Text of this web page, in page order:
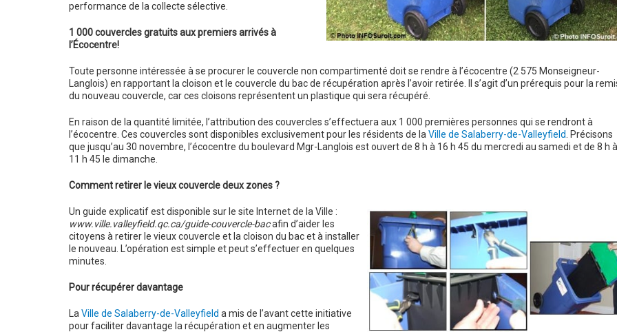
performance de la collecte sélective.
1 000 couvercles gratuits aux premiers arrivés à
l’Écocentre!
Toute personne intéressée à se procurer le couvercle non compartimenté doit se rendre à l’écocentre (2 575 Monseigneur-
Langlois) en rapportant la cloison et le couvercle du bac de récupération après l’avoir retirée. Il s’agit d’un prérequis pour la
du nouveau couvercle, car ces cloisons représentent un plastique qui sera récupéré.
En raison de la quantité limitée, l’attribution des couvercles s’effectuera aux 1 000 premières personnes qui se rendront à
l’écocentre. Ces couvercles sont disponibles exclusivement pour les résidents de la Ville de Salaberry-de-Valleyfield . Précisons
que jusqu’au 30 novembre, l’écocentre du boulevard Mgr-Langlois est ouvert de 8 h à 16 h 45 du mercredi au samedi et de 8 h à
11 h 45 le dimanche.
Comment retirer le vieux couvercle deux zones ?
Un guide explicatif est disponible sur le site Internet de la Ville :
www.ville.valleyfield.qc.ca/guide-couvercle-bacafin d’aider les
citoyens à retirer le vieux couvercle et la cloison du bac et à installer
le nouveau. L’opération est simple et peut s’effectuer en quelques
minutes.
Pour récupérer davantage
La Ville de Salaberry-de-Valleyfield a mis de l’avant cette initiative
pour faciliter davantage la récupération et en augmenter les